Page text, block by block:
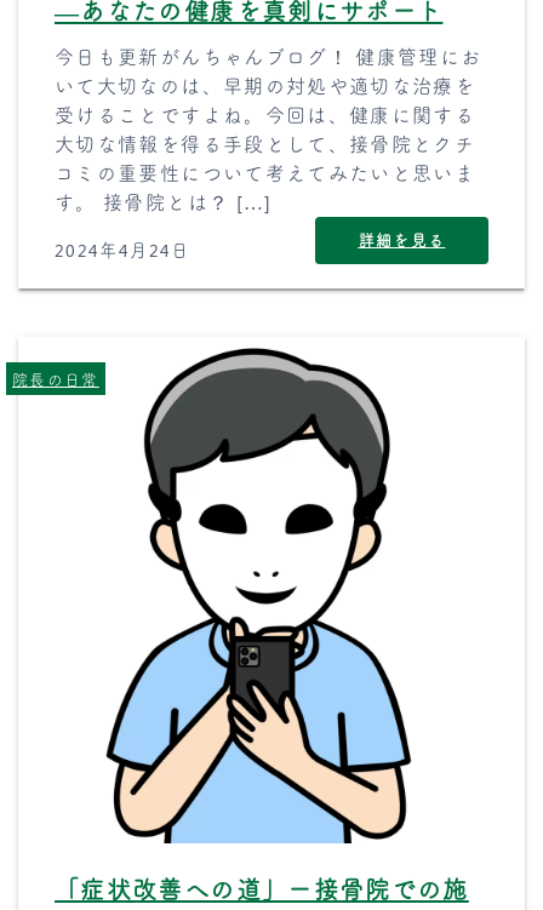
―あなたの健康を真剣にサポート
今日も更新がんちゃんブログ！ 健康管理にお
いて大切なのは、早期の対処や適切な治療を
受けることですよね。今回は、健康に関する
大切な情報を得る手段として、接骨院とクチ
コミの重要性について考えてみたいと思いま
す。 接骨院とは？ […]
2024年4月24日 詳細を見る
「症状改善への道」ー接骨院での施
院長の日常